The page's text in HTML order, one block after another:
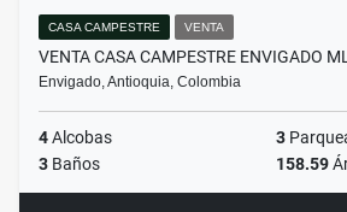
CASA CAMPESTRE VENTA
VENTA CASA CAMPESTRE ENVIGADO
Envigado, Antioquia, Colombia
4Alcobas 3
3 Baños 158.59